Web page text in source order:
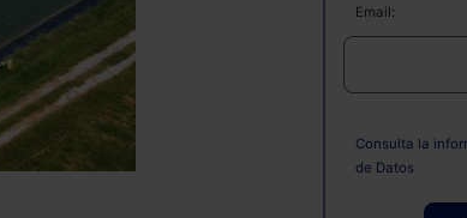
Email:
Consulta la
de Datos